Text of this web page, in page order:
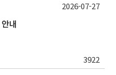
내
3922
2026-07-27